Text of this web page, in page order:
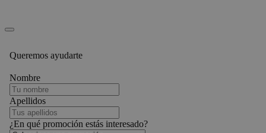
Queremos ayudarte
Nombre
Apellidos
¿En qué promoción estás interesado?